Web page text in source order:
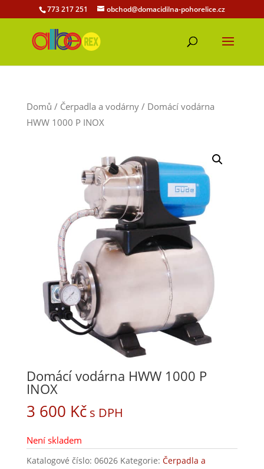
773 217 251 obchod@domacidilna-pohorelice.cz
Domů / Čerpadla a vodárny/ Domácí vodárna
HWW 1000 P INOX
Domácí vodárna HWW 1000 P
INOX
3 600 Kč s DPH
Není skladem
Katalogové číslo: 06026 Kategorie: Čerpadla a